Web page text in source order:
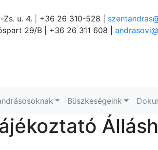
Zs. u. 4. | +36 26 310-528 |
29/B | +36 26 311 608 |
Büszkeségeink